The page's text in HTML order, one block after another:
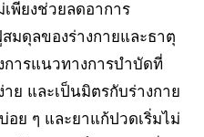
เพียงช่วยลดอาการ
มดุลของร่างกายและธาตุ
การแนวทางการบำบัดที่
ย และเป็นมิตรกับร่างกาย
อย ๆ และยาแก้ปวดเริ่มไม่